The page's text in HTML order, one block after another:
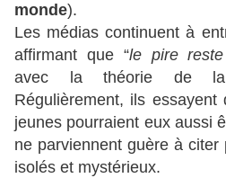
monde).
Les médias continuent à
affirmant que “le pire
avec la théorie de
Régulièrement, ils
jeunes pourraient eux aussi
ne parviennent guère à
isolés et mystérieux.